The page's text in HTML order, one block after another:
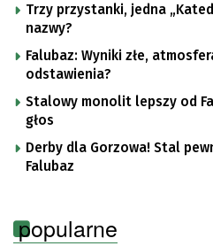
Trzy przystanki, jedna
nazwy?
Falubaz: Wyniki złe,
odstawienia?
Stalowy monolit lepszy od
głos
Derby dla Gorzowa! Stal
Falubaz
popularne